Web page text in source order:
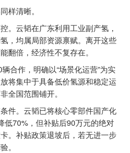
样清晰。
。云韬在广东利用工业副产氢，
，均属局部资源禀赋。离开这些
翻倍，经济性不复存在。
合作，明确以“场景化运营”为实
将集中于具备低价氢源和稳定运
全国范围铺开。
件。云韬已将核心零部件国产化
低70%，但补贴后90万元的绝对
。补贴政策退坡后，若无进一步
。